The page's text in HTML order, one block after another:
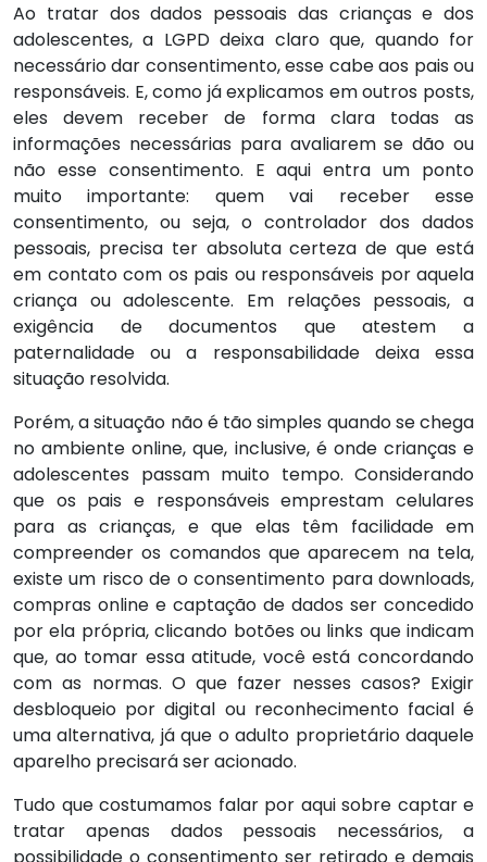
Ao tratar dos dados pessoais das crianças e dos
adolescentes, a LGPD deixa claro que, quando for
necessário dar consentimento, esse cabe aos pais ou
responsáveis. E, como já explicamos em outros posts,
eles devem receber de forma clara todas as
informações necessárias para avaliarem se dão ou
não esse consentimento. E aqui entra um ponto
muito importante: quem vai receber esse
consentimento, ou seja, o controlador dos dados
pessoais, precisa ter absoluta certeza de que está
em contato com os pais ou responsáveis por aquela
criança ou adolescente. Em relações pessoais, a
exigência de documentos que atestem a
paternalidade ou a responsabilidade deixa essa
situação resolvida.
Porém, a situação não é tão simples quando se chega
no ambiente online, que, inclusive, é onde crianças e
adolescentes passam muito tempo. Considerando
que os pais e responsáveis emprestam celulares
para as crianças, e que elas têm facilidade em
compreender os comandos que aparecem na tela,
existe um risco de o consentimento para downloads,
compras online e captação de dados ser concedido
por ela própria, clicando botões ou links que indicam
que, ao tomar essa atitude, você está concordando
com as normas. O que fazer nesses casos? Exigir
desbloqueio por digital ou reconhecimento facial é
uma alternativa, já que o adulto proprietário daquele
aparelho precisará ser acionado.
Tudo que costumamos falar por aqui sobre captar e
tratar apenas dados pessoais necessários, a